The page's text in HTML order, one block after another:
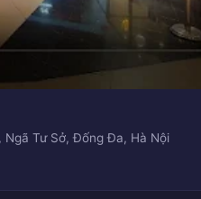
Ngã Tư Sở, Đống Đa, Hà Nội